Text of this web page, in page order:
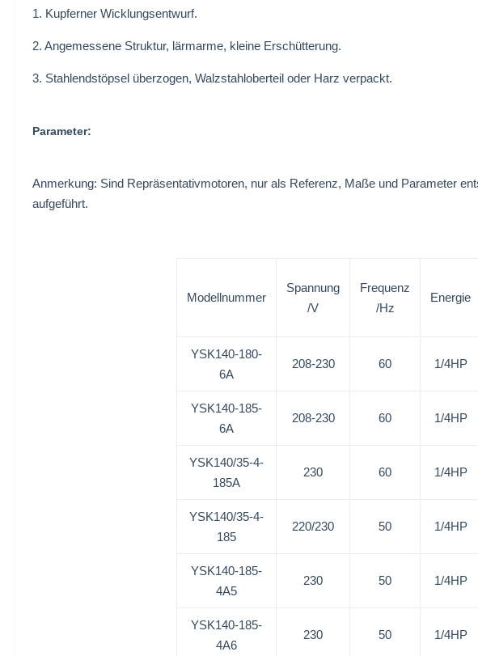
1. Kupferner Wicklungsentwurf.
2. Angemessene Struktur, lärmarme, kleine Erschütterung.
3. Stahlendstöpsel überzogen, Walzstahloberteil oder Harz verpackt.
Parameter:
Anmerkung: Sind Repräsentativmotoren, nur als Referenz, Maße und Parameter
aufgeführt.
Modellnummer
Spannung
/V
Frequenz
/Hz
Energie
YSK140-180-
6A
208-230 60 1/4HP
YSK140-185-
6A
208-230 60 1/4HP
YSK140/35-4-
185A
230 60 1/4HP
YSK140/35-4-
185
220/230 50 1/4HP
YSK140-185-
4A5
230 50 1/4HP
YSK140-185-
4A6
230 50 1/4HP